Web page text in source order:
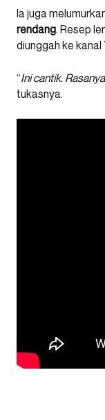
Ia juga
rendang. Resep
diunggah ke
“Ini cantik.
tukasnya.